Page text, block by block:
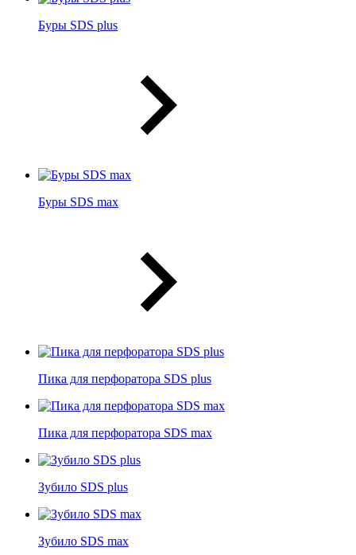
Буры SDS plus
Буры SDS max
Пика для перфоратора SDS plus
Пика для перфоратора SDS max
Зубило SDS plus
Зубило SDS max